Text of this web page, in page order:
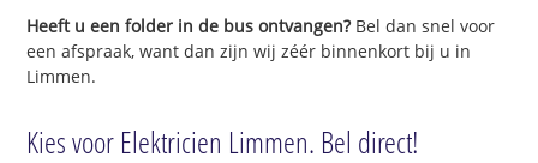
Heeft u een folder in de bus ontvangen?Bel dan snel voor
een afspraak, want dan zijn wij zéér binnenkort bij u in
Limmen.
Kies voor Elektricien Limmen. Bel direct!